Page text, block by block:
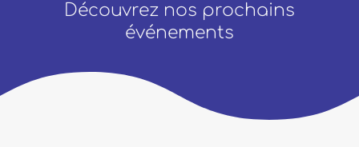
Découvrez nos prochains
événements